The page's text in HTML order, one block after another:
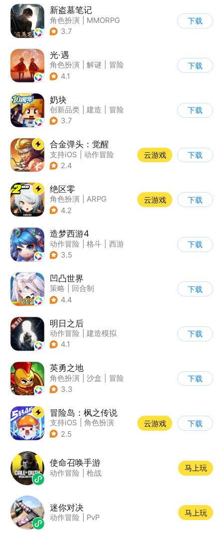
新盗墓笔记
角色扮演
MMORPG
| 冒险
3.7
下载
光·遇
角色扮演 解谜
冒险
| 开放世界
4.1
下载
奶块
创新品类 建造
冒险
| 开放世界
3.7
下载
合金弹头：觉醒
支持iOS
动作冒险
| 射击
2.4
云游戏 下载
绝区零
角色扮演
ARPG
| 冒险
4.2
云游戏 下载
造梦西游4
动作冒险 格斗
西游
| 横版过关
3.5
下载
凹凸世界
策略
回合制
| 动漫改编
4.4
下载
明日之后
动作冒险
建造模拟
| 丧尸
4.1
下载
英勇之地
角色扮演 沙盒
冒险
| steam游戏
3.3
下载
冒险岛：枫之传说
支持iOS
角色扮演
| 放置
2.5
云游戏 下载
使命召唤手游
动作冒险 枪战
马上玩
迷你对决
动作冒险 PvP
马上玩